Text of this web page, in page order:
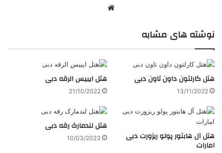
نوشته های مشابه
هتل کارلتون داون تاون دبی
13/11/2022
هتل ایبیس الرقه دبی
21/10/2022
هتل آل هابتور پولو ریزورت دبی
امارات
هتل لندمارک رقه دبی
10/03/2023